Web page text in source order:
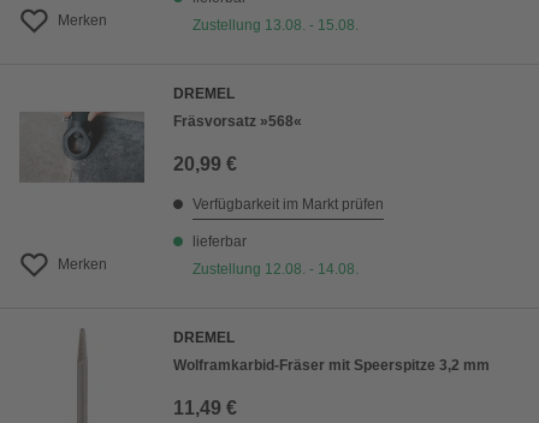
Merken
Zustellung 13.08. - 15.08.
Merken
DREMEL
Fräsvorsatz »568«
20,99 €
Verfügbarkeit im Markt prüfen
lieferbar
Zustellung 12.08. - 14.08.
DREMEL
Wolframkarbid-Fräser mit Speerspitze 3,2 mm
11,49 €